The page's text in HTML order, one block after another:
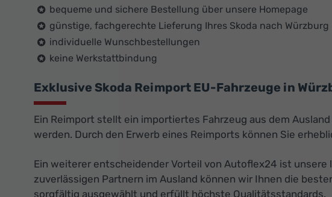
bequeme und sichere Bestellung über unsere Homepage
günstige, fachgerechte Lieferung Ihres Skoda nach Würzburg
individuelle Wunschbestellungen
keine Werkstattbindung
Exklusive Skoda Reimport EU-Fahrzeuge in
Ein Reimport stellt ein importiertes Fahrzeug aus dem
werden. Durch den Erwerb eines Reimports können Sie
Ein weiterer entscheidender Vorteil von Autoflex24 ist unsere
zuverlässigen Partnern im Ausland können wir Ihnen die
sorgfältig ausgewählt und erfüllt höchste Qualitätsstandards.